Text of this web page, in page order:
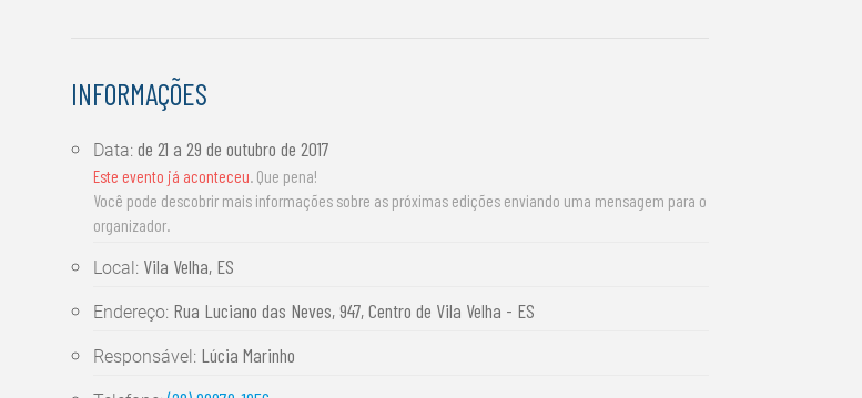
INFORMAÇÕES
Data:de 21 a 29 de outubro de 2017
Este evento já aconteceu. Que pena!
Você pode descobrir mais informações sobre as próximas edições enviando uma mensagem para o
organizador.
Local: Vila Velha, ES
Endereço: Rua Luciano das Neves, 947, Centro de Vila Velha - ES
Responsável: Lúcia Marinho